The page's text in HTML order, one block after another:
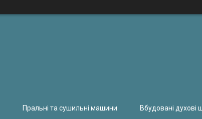
Пральні та сушильні машини Вбудовані духові